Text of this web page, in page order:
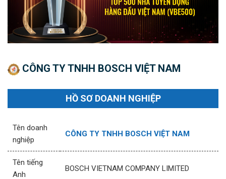
CÔNG TY TNHH BOSCH VIỆT NAM
HỒ SƠ DOANH NGHIỆP
Tên doanh
nghiệp
CÔNG TY TNHH BOSCH VIỆT NAM
Tên tiếng
Anh
BOSCH VIETNAM COMPANY LIMITED